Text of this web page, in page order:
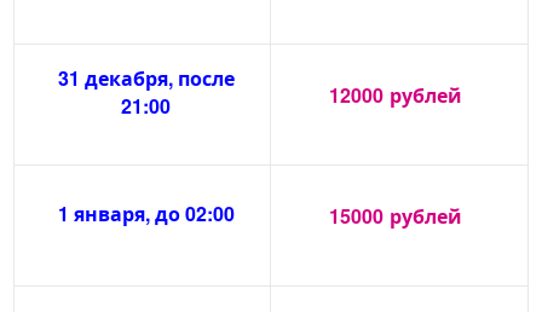
31 декабря, после
21:00
12000 рублей
1 января, до 02:00 15000 рублей